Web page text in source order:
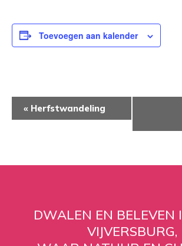
Toevoegen aan kalender
NAVIGATIE
« Herfstwandeling
DWALEN EN BELEVEN
VIJVERSBURG,